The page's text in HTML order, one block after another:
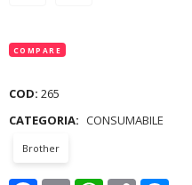
COMPARE
COD: 265
CATEGORIA: CONSUMABILE
Brother